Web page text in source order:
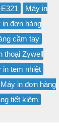
Máy in
in đơn hàng
cầm tay
thoại Zywell
in tem nhiệt
Máy in đơn hàng
tiết kiệm